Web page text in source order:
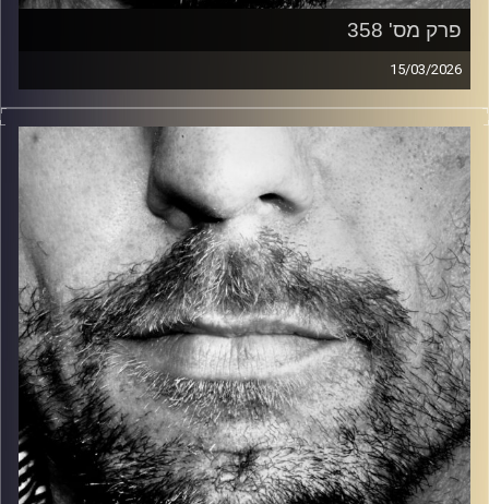
פרק מס' 358
15/03/2026
זיפים, מוזיקה מחוספסת של הופעות חיות. הרבה ג'אם, רוק,
בלוז, bluegrass, ג'אז, Fאנק, פרוגרסיב ואפילו אלקטרוניקה.
כל מה שחי, אמיתי ונושם.
עם שמוליק רגב.
קרדיט תמונות: David Goehring